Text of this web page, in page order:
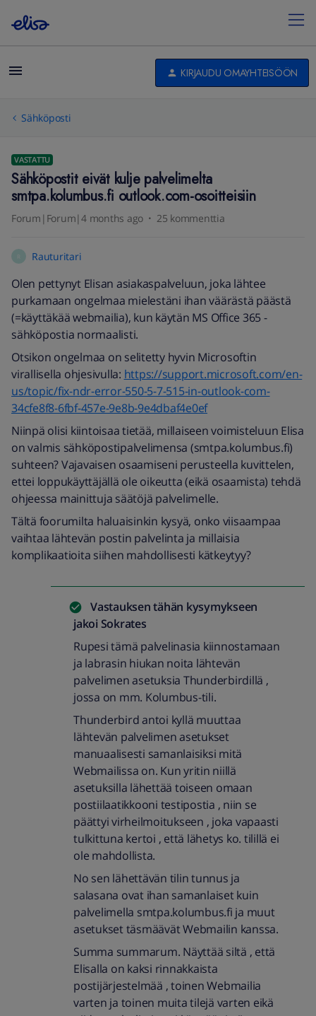
KIRJAUDU OMAYHTEISÖÖN
Sähköposti
VASTATTU
Sähköpostit eivät kulje palvelimelta
smtpa.kolumbus.fi outlook.com-osoitteisiin
Forum|Forum|4 months ago 25 kommenttia
R Rauturitari
Olen pettynyt Elisan asiakaspalveluun, joka lähtee
purkamaan ongelmaa mielestäni ihan väärästä päästä
(=käyttäkää webmailia), kun käytän MS Office 365 -
sähköpostia normaalisti.
Otsikon ongelmaa on selitetty hyvin Microsoftin
virallisella ohjesivulla: https://support.microsoft.com/en-
us/topic/fix-ndr-error-550-5-7-515-in-outlook-com-
34cfe8f8-6fbf-457e-9e8b-9e4dbaf4e0ef
Niinpä olisi kiintoisaa tietää, millaiseen voimisteluun Elisa
on valmis sähköpostipalvelimensa (smtpa.kolumbus.fi)
suhteen? Vajavaisen osaamiseni perusteella kuvittelen,
ettei loppukäyttäjällä ole oikeutta (eikä osaamista) tehdä
ohjeessa mainittuja säätöjä palvelimelle.
Tältä foorumilta haluaisinkin kysyä, onko viisaampaa
vaihtaa lähtevän postin palvelinta ja millaisia
komplikaatioita siihen mahdollisesti kätkeytyy?
Vastauksen tähän kysymykseen
jakoi Sokrates
Rupesi tämä palvelinasia kiinnostamaan
ja labrasin hiukan noita lähtevän
palvelimen asetuksia Thunderbirdillä ,
jossa on mm. Kolumbus-tili.
Thunderbird antoi kyllä muuttaa
lähtevän palvelimen asetukset
manuaalisesti samanlaisiksi mitä
Webmailissa on. Kun yritin niillä
asetuksilla lähettää toiseen omaan
postiilaatikkooni testipostia , niin se
päättyi virheilmoitukseen , joka vapaasti
tulkittuna kertoi , että lähetys ko. tilillä ei
ole mahdollista.
No sen lähettävän tilin tunnus ja
salasana ovat ihan samanlaiset kuin
palvelimella smtpa.kolumbus.fi ja muut
asetukset täsmäävät Webmailin kanssa.
Summa summarum. Näyttää siltä , että
Elisalla on kaksi rinnakkaista
postijärjestelmää , toinen Webmailia
varten ja toinen muita tilejä varten eikä